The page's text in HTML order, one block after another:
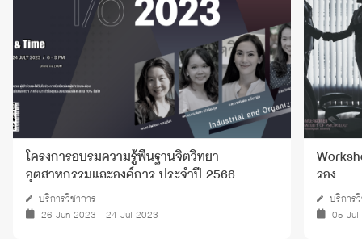
โครงการอบรมความรู้พื้นฐานจิตวิทยา
อุตสาหกรรมและองค์การ ประจำปี 2566
บริการวิชาการ
26 Jun 2023 - 24 Jul 2023
รอง
บริการ
05